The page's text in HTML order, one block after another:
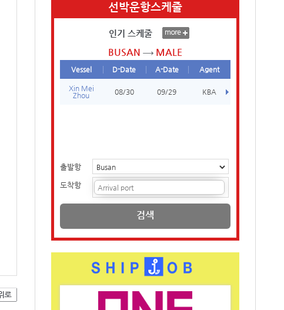
선박운항스케줄
인기 스케줄
BUSAN MALE
Vessel D-Date A-Date Agent
Xin Mei
Zhou
08/30 09/29 KBA
출발항
도착항
검색